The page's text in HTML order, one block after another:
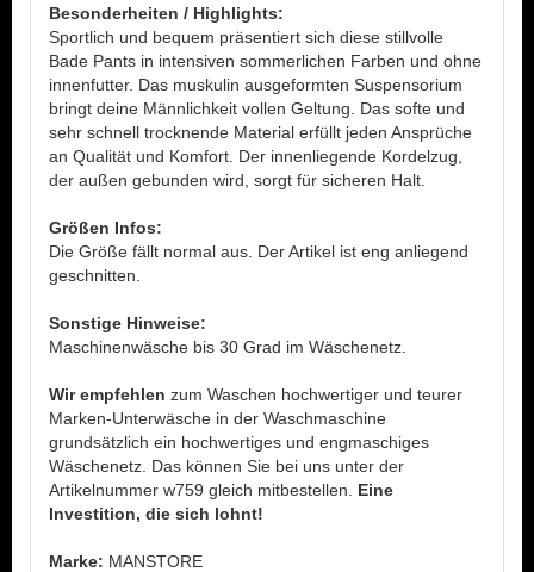
Besonderheiten / Highlights:
Sportlich und bequem präsentiert sich diese stillvolle
Bade Pants in intensiven sommerlichen Farben und ohne
innenfutter. Das muskulin ausgeformten Suspensorium
bringt deine Männlichkeit vollen Geltung. Das softe und
sehr schnell trocknende Material erfüllt jeden Ansprüche
an Qualität und Komfort. Der innenliegende Kordelzug,
der außen gebunden wird, sorgt für sicheren Halt.
Größen Infos:
Die Größe fällt normal aus. Der Artikel ist eng anliegend
geschnitten.
Sonstige Hinweise:
Maschinenwäsche bis 30 Grad im Wäschenetz.
Wir empfehlen zum Waschen hochwertiger und teurer
Marken-Unterwäsche in der Waschmaschine
grundsätzlich ein hochwertiges und engmaschiges
Wäschenetz. Das können Sie bei uns unter der
Artikelnummer w759 gleich mitbestellen. Eine
Investition, die sich lohnt!
Marke: MANSTORE